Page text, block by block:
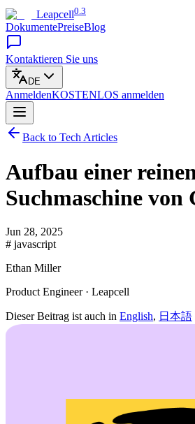
Leapcell0.3
DokumentePreiseBlog
Kontaktieren Sie uns
DE
AnmeldenKOSTENLOS anmelden
Back to Tech Articles
Aufbau einer
Suchmaschine
Jun 28, 2025
# javascript
Ethan Miller
Product Engineer · Leapcell
Dieser Beitrag ist auch in English, 日本語